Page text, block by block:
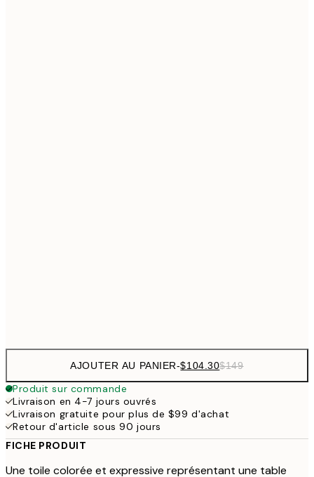
AJOUTER AU PANIER-$104.30$149
Produit sur commande
Livraison en 4-7 jours ouvrés
Livraison gratuite pour plus de $99 d'achat
Retour d'article sous 90 jours
FICHE PRODUIT
Une toile colorée et expressive représentant une table